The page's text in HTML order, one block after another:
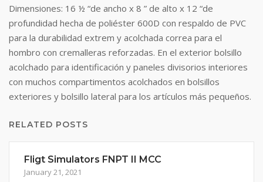
Dimensiones: 16 ½ “de ancho x 8 ” de alto x 12 “de
profundidad hecha de poliéster 600D con respaldo de PVC
para la durabilidad extrem y acolchada correa para el
hombro con cremalleras reforzadas. En el exterior bolsillo
acolchado para identificación y paneles divisorios interiores
con muchos compartimentos acolchados en bolsillos
exteriores y bolsillo lateral para los artículos más pequeños.
RELATED POSTS
Fligt Simulators FNPT II MCC
January 21, 2021